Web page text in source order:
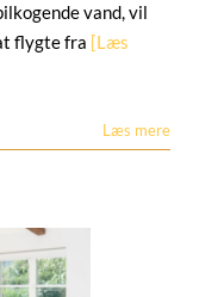
vand, vil
flygte fra [Læs
Læs mere